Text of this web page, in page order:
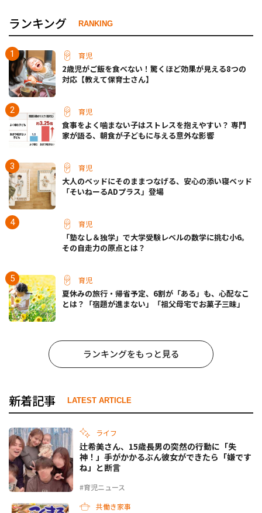
ランキング RANKING
育児
2歳児がご飯を食べない！驚くほど効果が見える8つの
対応【教えて保育士さん】
育児
食事をよく噛まない子はストレスを抱えやすい？ 専門
家が語る、朝食が子どもに与える意外な影響
育児
大人のベッドにそのままつなげる、安心の添い寝ベッド
「そいねーるADプラス」登場
育児
「塾なし＆独学」で大学受験レベルの数学に挑む小6。
その自走力の原点とは？
育児
夏休みの旅行・帰省予定、6割が「ある」も、心配なこ
とは？「宿題が進まない」「祖父母宅でお菓子三昧」
ランキングをもっと見る
新着記事 LATEST ARTICLE
ライフ
#育児ニュース
辻希美さん、15歳長男の突然の行動に「失
神！」手がかかるぶん彼女ができたら「嫌です
ね」と断言
共働き家事